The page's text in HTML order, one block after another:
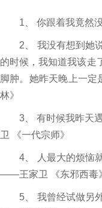
1、 你跟着我竟然没
2、 我没有想到她说
的时候，我知道我该走
脚肿。她昨天晚上一
林》
3、 有时候我昨天遇
卫 《一代宗师》
4、 人最大的烦恼就
——王家卫 《东邪西毒
5、 我曾经试做另外